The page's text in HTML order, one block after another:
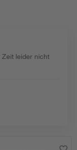
leider nicht